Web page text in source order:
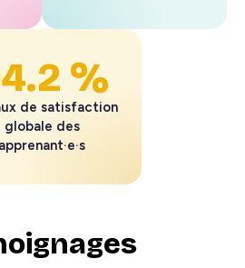
%
de satisfaction
globale des
apprenant·e·s